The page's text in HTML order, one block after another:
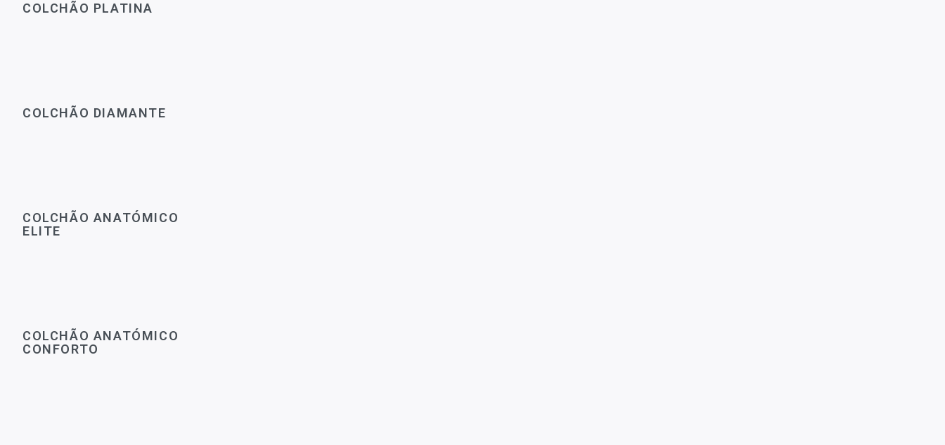
COLCHÃO PLATINA
COLCHÃO DIAMANTE
COLCHÃO ANATÓMICO
ELITE
COLCHÃO ANATÓMICO
CONFORTO